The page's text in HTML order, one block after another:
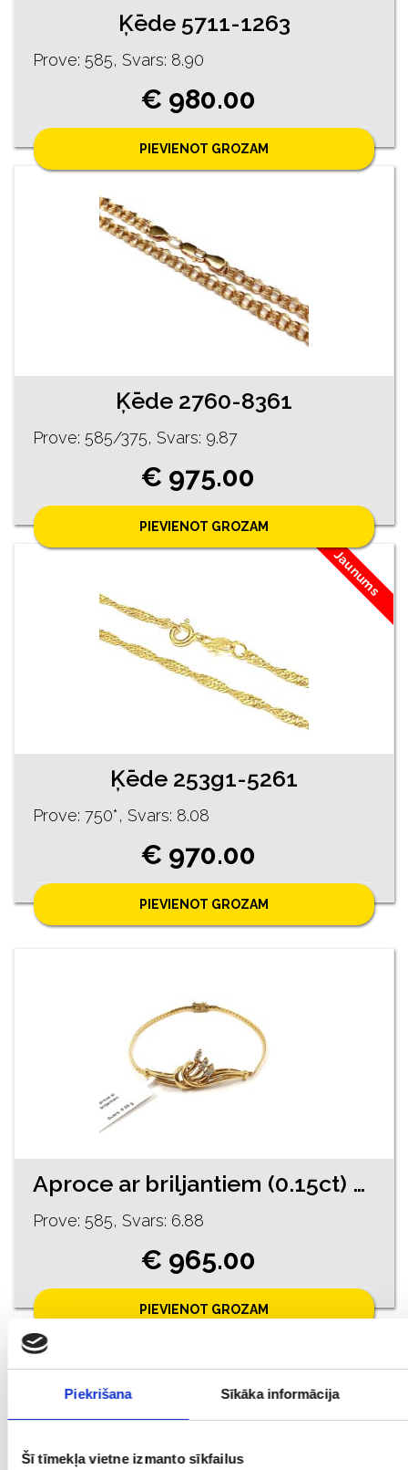
Piekrišana Sīkāka informācija
Šī tīmekļa vietne izmanto sīkfailus
Ķēde 5711-1263
Prove: 585, Svars: 8.90
€ 980.00
PIEVIENOT GROZAM
Ķēde 2760-8361
Prove: 585/375, Svars: 9.87
€ 975.00
PIEVIENOT GROZAM
Jaunums
Ķēde 253g1-5261
Prove: 750*, Svars: 8.08
€ 970.00
PIEVIENOT GROZAM
Aproce ar briljantiem (0.15ct) 461-0961
Prove: 585, Svars: 6.88
€ 965.00
PIEVIENOT GROZAM
Jaunums